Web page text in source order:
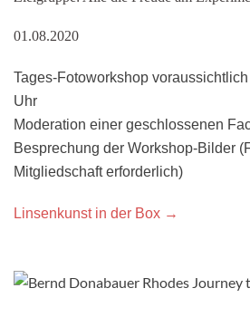
01.08.2020
Tages-Fotoworkshop
Uhr
Moderation einer geschlossenen
Besprechung der Workshop-Bilder
Mitgliedschaft erforderlich)
Linsenkunst in der Box →